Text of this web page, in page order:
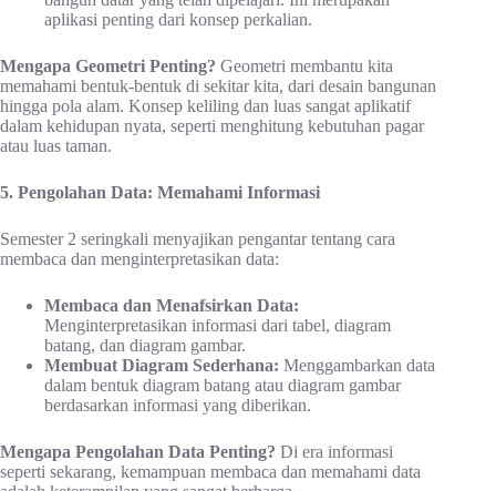
aplikasi penting dari konsep perkalian.
Mengapa Geometri Penting? Geometri membantu kita
memahami bentuk-bentuk di sekitar kita, dari desain bangunan
hingga pola alam. Konsep keliling dan luas sangat aplikatif
dalam kehidupan nyata, seperti menghitung kebutuhan pagar
atau luas taman.
5. Pengolahan Data: Memahami Informasi
Semester 2 seringkali menyajikan pengantar tentang cara
membaca dan menginterpretasikan data:
Membaca dan Menafsirkan Data:
Menginterpretasikan informasi dari tabel, diagram
batang, dan diagram gambar.
Membuat Diagram Sederhana: Menggambarkan data
dalam bentuk diagram batang atau diagram gambar
berdasarkan informasi yang diberikan.
Mengapa Pengolahan Data Penting? Di era informasi
seperti sekarang, kemampuan membaca dan memahami data